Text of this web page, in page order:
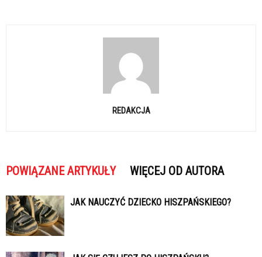
REDAKCJA
POWIĄZANE ARTYKUŁY WIĘCEJ OD AUTORA
JAK NAUCZYĆ DZIECKO HISZPAŃSKIEGO?